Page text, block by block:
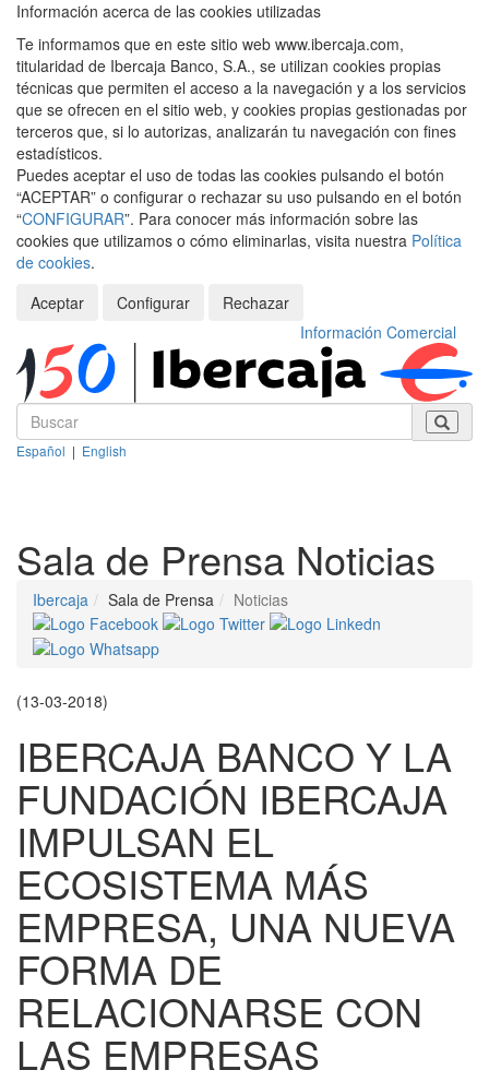
Información acerca de las cookies utilizadas
Te informamos que en este sitio web www.ibercaja.com,
titularidad de Ibercaja Banco, S.A., se utilizan cookies propias
técnicas que permiten el acceso a la navegación y a los servicios
que se ofrecen en el sitio web, y cookies propias gestionadas por
terceros que, si lo autorizas, analizarán tu navegación con fines
estadísticos.
Puedes aceptar el uso de todas las cookies pulsando el botón
“ACEPTAR” o configurar o rechazar su uso pulsando en el botón
“CONFIGURAR”. Para conocer más información sobre las
cookies que utilizamos o cómo eliminarlas, visita nuestra Política
de cookies.
Aceptar
Configurar
Rechazar
Información Comercial
Español | English
Sala de Prensa Noticias
Ibercaja Sala de Prensa Noticias
(13-03-2018)
IBERCAJA BANCO Y LA
FUNDACIÓN IBERCAJA
IMPULSAN EL
ECOSISTEMA MÁS
EMPRESA, UNA NUEVA
FORMA DE
RELACIONARSE CON
LAS EMPRESAS